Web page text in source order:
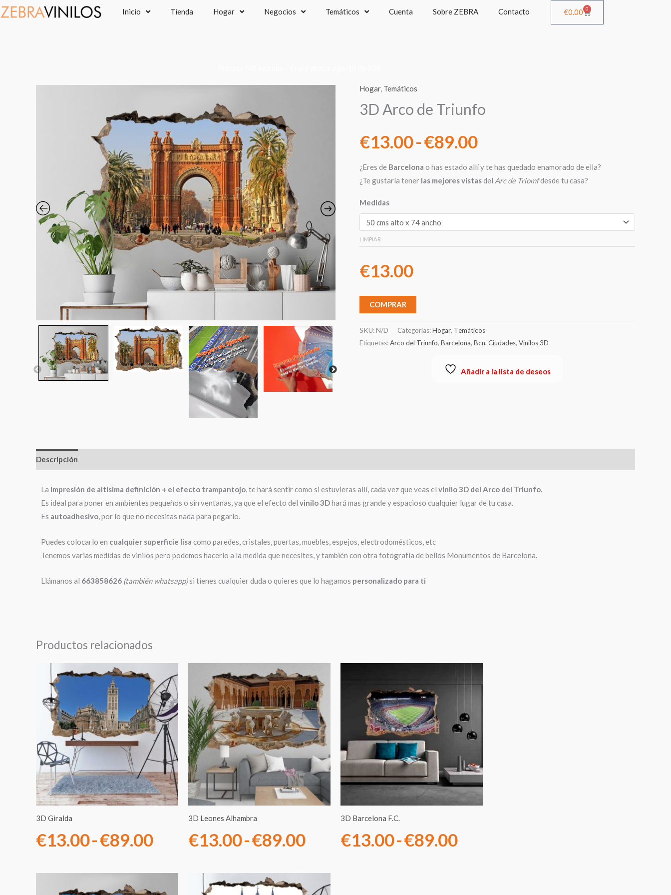
Ir
al
Inicio Tienda Hogar Negocios Temáticos Cuenta Sobre ZEBRA Contacto €0.00 0
Cart
Hogar, Temáticos
3D Arco de Triunfo
€13.00-€89.00
precios:
€13.00
¿Eres de Barcelona o has estado allí y te has quedado enamorado de ella?
¿Te gustaría tener las mejores vistasdel Arc de Triomfdesde tu casa?
Medidas
LIMPIAR
€13.00
COMPRAR
SKU:N/D Categorías:Hogar, Temáticos
Etiquetas:Arco del Triunfo, Barcelona, Bcn, Ciudades, Vinilos 3D
Añadir a la lista de deseos
Descripción
La impresión de altísima definición + el efecto trampantojo, te hará sentir como si estuvieras allí, cada vez que veas el vinilo 3D del Arco del Triunfo.
Es ideal para poner en ambientes pequeños o sin ventanas, ya que el efecto del vinilo 3Dhará mas grande y espacioso cualquier lugar de tu casa.
Es autoadhesivo, por lo que no necesitas nada para pegarlo.
Puedes colocarlo en cualquier superficie lisa como paredes, cristales, puertas, muebles, espejos, electrodomésticos, etc
Tenemos varias medidas de vinilos pero podemos hacerlo a la medida que necesites, y también con otra fotografía de bellos Monumentos de Barcelona.
Llámanos al 663858626 (también whatsapp)si tienes cualquier duda o quieres que lo hagamos personalizado para ti
Productos relacionados
3D Giralda
€13.00-€89.00
Rango
de
precios:
desde
€13.00
hasta
€89.003D Leones Alhambra
€13.00-€89.00
Rango
de
precios:
desde
€13.00
hasta
€89.003D Barcelona F.C.
€13.00-€89.00
Rango
de
precios:
desde
€13.00
hasta
€89.00
Rango